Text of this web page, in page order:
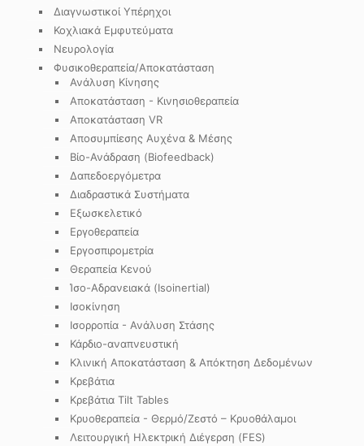
Διαγνωστικοί Υπέρηχοι
Κοχλιακά Εμφυτεύματα
Νευρολογία
Φυσικοθεραπεία/Αποκατάσταση
Ανάλυση Κίνησης
Αποκατάσταση - Κινησιοθεραπεία
Αποκατάσταση VR
Αποσυμπίεσης Αυχένα & Μέσης
Βίο-Ανάδραση (Biofeedback)
Δαπεδοεργόμετρα
Διαδραστικά Συστήματα
Εξωσκελετικό
Εργοθεραπεία
Εργοσπιρομετρία
Θεραπεία Κενού
Ίσο-Αδρανειακά (Isoinertial)
Ισοκίνηση
Ισορροπία - Ανάλυση Στάσης
Κάρδιο-αναπνευστική
Κλινική Αποκατάσταση & Απόκτηση Δεδομένων
Κρεβάτια
Κρεβάτια Tilt Tables
Κρυοθεραπεία - Θερμό/Ζεστό – Κρυοθάλαμοι
Λειτουργική Ηλεκτρική Διέγερση (FES)